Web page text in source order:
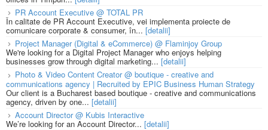
PR Account Executive @ TOTAL PR
În calitate de PR Account Executive, vei implementa proiecte de
comunicare corporate & consumer, în... [detalii]
Project Manager (Digital & eCommerce) @ Flaminjoy Group
We're looking for a Digital Project Manager who enjoys helping
businesses grow through digital marketing... [detalii]
Photo & Video Content Creator @ boutique - creative and
communications agency | Recruited by EPIC Business Human Strategy
Our client is a Bucharest based boutique - creative and communications
agency, driven by one... [detalii]
Account Director @ Kubis Interactive
We’re looking for an Account Director... [detalii]